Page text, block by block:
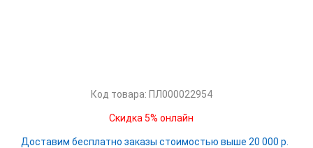
Код товара: ПЛ000022954
Скидка 5% онлайн
Доставим бесплатно заказы стоимостью выше 20 000 р.